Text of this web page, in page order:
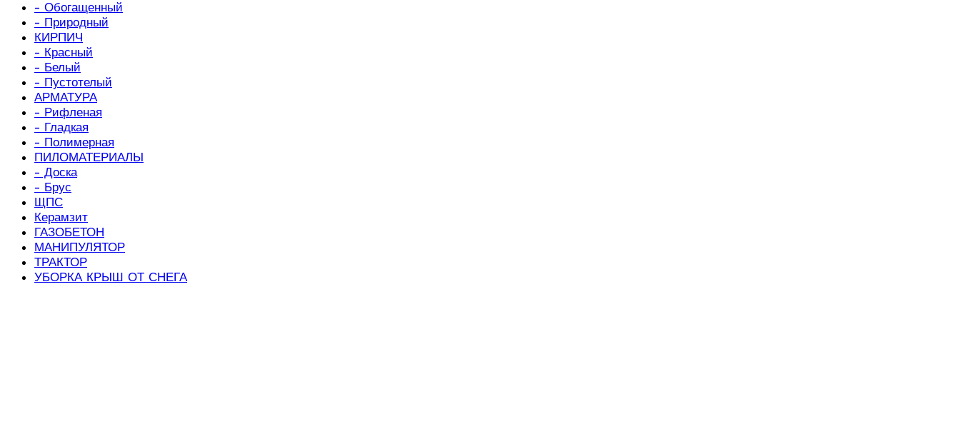
- Обогащенный
- Природный
КИРПИЧ
- Красный
- Белый
- Пустотелый
АРМАТУРА
- Рифленая
- Гладкая
- Полимерная
ПИЛОМАТЕРИАЛЫ
- Доска
- Брус
ЩПС
Керамзит
ГАЗОБЕТОН
МАНИПУЛЯТОР
ТРАКТОР
УБОРКА КРЫШ ОТ СНЕГА